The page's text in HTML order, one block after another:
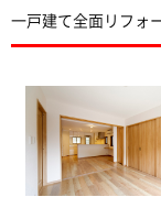
一戸建て全面リフォ